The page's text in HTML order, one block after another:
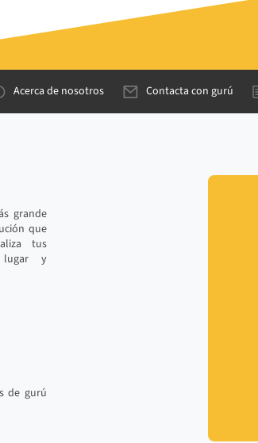
Acerca de nosotros Contacta con gurú
grande
que
tus
lugar y
de gurú